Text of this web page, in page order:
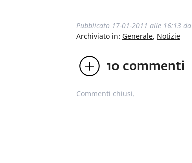
Pubblicato 17-01-2011 alle 16:13 da
Archiviato in: Generale, Notizie
10 commenti
Commenti chiusi.